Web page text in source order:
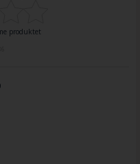
produktet